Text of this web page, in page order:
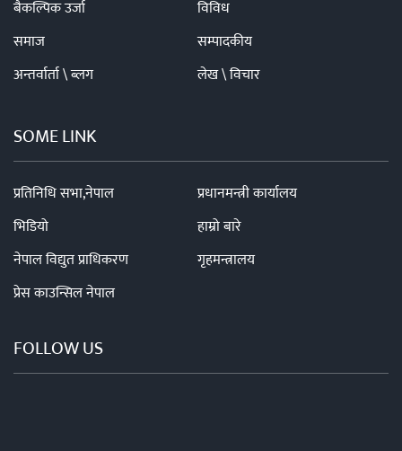
बैकल्पिक उर्जा
विविध
समाज
सम्पादकीय
अन्तर्वार्ता \ ब्लग
लेख \ विचार
SOME LINK
प्रतिनिधि सभा,नेपाल
प्रधानमन्त्री कार्यालय
भिडियो
हाम्रो बारे
नेपाल विद्युत प्राधिकरण
गृहमन्त्रालय
प्रेस काउन्सिल नेपाल
FOLLOW US